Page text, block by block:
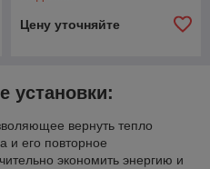
Цену уточняйте
установки:
вернуть тепло
и его повторное
экономить энергию и